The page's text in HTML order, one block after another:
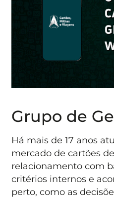
Grupo de
Há mais de 17 anos
mercado de cartões
relacionamento com
critérios internos e
perto, como as